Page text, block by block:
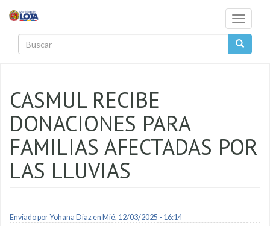
Toggle
CASMUL RECIBE
DONACIONES PARA
FAMILIAS AFECTADAS POR
LAS LLUVIAS
Enviado porYohana Diazen Mié, 12/03/2025 - 16:14